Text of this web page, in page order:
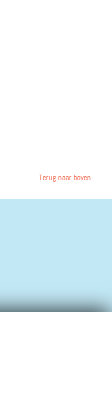
Terug naar boven